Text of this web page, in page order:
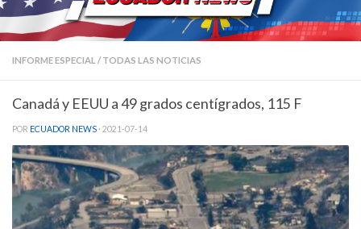
INFORME ESPECIAL / TODAS LAS NOTICIAS
Canadá y EEUU a 49 grados centígrados, 115 F
POR ECUADOR NEWS · 2021-07-14